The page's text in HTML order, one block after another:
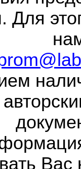
Для
Вас